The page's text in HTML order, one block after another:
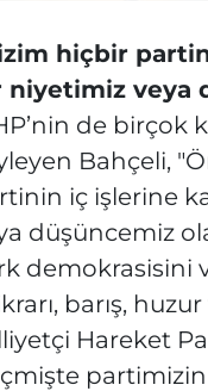
hiçbir
niyetimiz veya
de birçok
Bahçeli,
iç işlerine
düşüncemiz
demokrasisini
barış,
Hareket